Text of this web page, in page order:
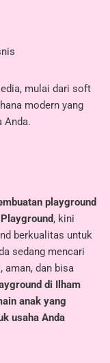
mulai dari soft
modern yang
Anda.
playground
, kini
berkualitas untuk
sedang mencari
aman, dan bisa
di Ilham
anak yang
usaha Anda